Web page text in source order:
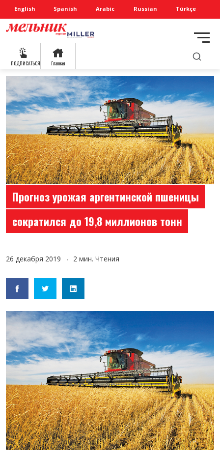
English Spanish Arabic Russian Türkçe
ПОДПИСАТЬСЯ Главная
Прогноз урожая аргентинской пшеницы
сократился до 19,8 миллионов тонн
26 декабря 2019 2 мин. Чтения